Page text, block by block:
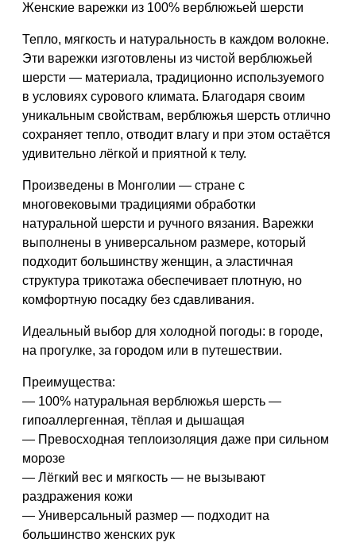
Женские варежки из 100% верблюжьей шерсти
Тепло, мягкость и натуральность в каждом волокне.
Эти варежки изготовлены из чистой верблюжьей
шерсти — материала, традиционно используемого
в условиях сурового климата. Благодаря своим
уникальным свойствам, верблюжья шерсть отлично
сохраняет тепло, отводит влагу и при этом остаётся
удивительно лёгкой и приятной к телу.
Произведены в Монголии — стране с
многовековыми традициями обработки
натуральной шерсти и ручного вязания. Варежки
выполнены в универсальном размере, который
подходит большинству женщин, а эластичная
структура трикотажа обеспечивает плотную, но
комфортную посадку без сдавливания.
Идеальный выбор для холодной погоды: в городе,
на прогулке, за городом или в путешествии.
Преимущества:
— 100% натуральная верблюжья шерсть —
гипоаллергенная, тёплая и дышащая
— Превосходная теплоизоляция даже при сильном
морозе
— Лёгкий вес и мягкость — не вызывают
раздражения кожи
— Универсальный размер — подходит на
большинство женских рук